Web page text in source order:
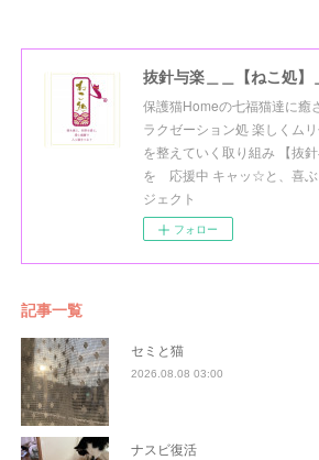
保護猫Homeの七福猫達に癒
ラクゼーション処 楽しくム
を整えていく取り組み 【抜
を 応援中 キャッ☆と、喜
ジェクト
フォロー
記事一覧
セミと猫
2026.08.08 03:00
ナスビ復活